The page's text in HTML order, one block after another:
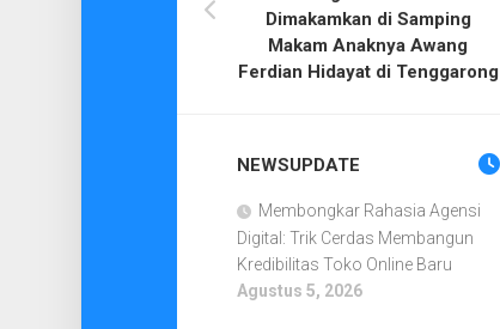
Dimakamkan di Samping
Makam Anaknya Awang
Ferdian Hidayat di Tenggarong
NEWSUPDATE
Membongkar Rahasia Agensi
Digital: Trik Cerdas Membangun
Kredibilitas Toko Online Baru
Agustus 5, 2026